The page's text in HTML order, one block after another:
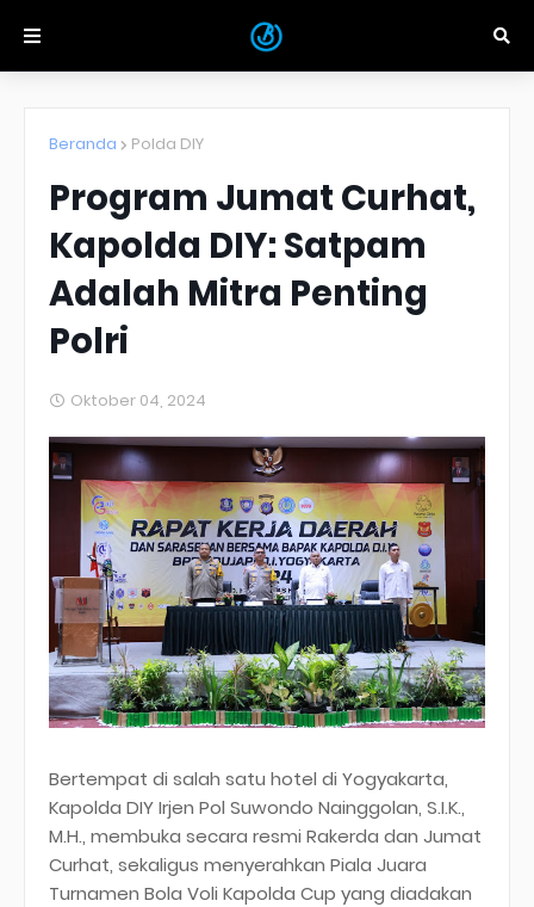
Beranda Polda DIY
Program Jumat Curhat,
Kapolda DIY: Satpam
Adalah Mitra Penting
Polri
Oktober 04, 2024
Bertempat di salah satu hotel di Yogyakarta,
Kapolda DIY Irjen Pol Suwondo Nainggolan, S.I.K.,
M.H., membuka secara resmi Rakerda dan Jumat
Curhat, sekaligus menyerahkan Piala Juara
Turnamen Bola Voli Kapolda Cup yang diadakan